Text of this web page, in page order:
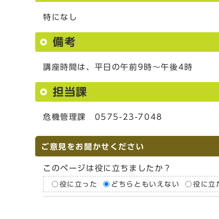
特になし
備考
講座時間は、平日の午前9時～午後4時
担当課
危機管理課 0575-23-7048
ご意見をお聞かせください
このページは役に立ちましたか？
役に立った どちらともいえない 役に立